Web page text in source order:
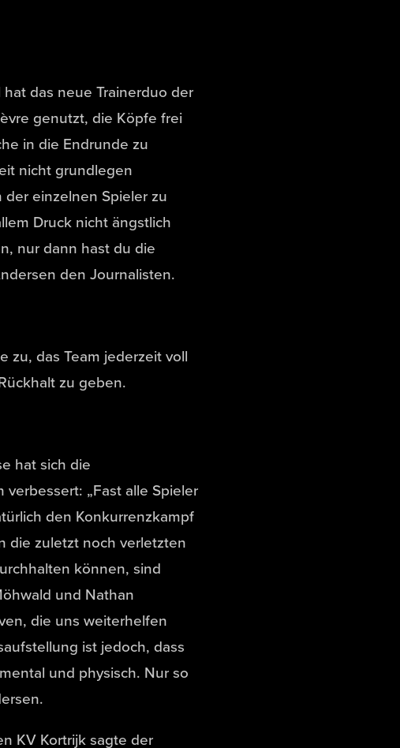
das neue Trainerduo der
genutzt, die Köpfe frei
in die Endrunde zu
nicht grundlegen
einzelnen Spieler zu
Druck nicht ängstlich
nur dann hast du die
den Journalisten.
zu, das Team jederzeit voll
zu geben.
hat sich die
„Fast alle Spieler
den Konkurrenzkampf
die zuletzt noch verletzten
können, sind
und Nathan
die uns weiterhelfen
ist jedoch, dass
und physisch. Nur so
KV Kortrijk sagte der